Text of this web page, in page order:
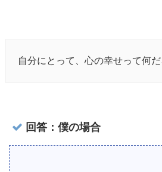
自分にとって、心の幸せって何だ
回答：僕の場合